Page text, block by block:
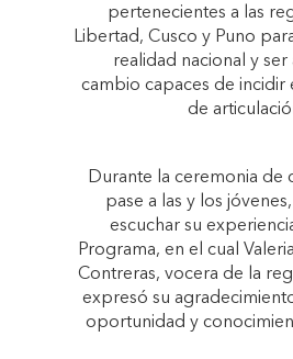
pertenecientes a las
Libertad, Cusco y Puno
realidad nacional y ser
cambio capaces de incidir
de
Durante la ceremonia de
pase a las y los
escuchar su
Programa, en el cual
Contreras, vocera de la
expresó su
oportunidad y